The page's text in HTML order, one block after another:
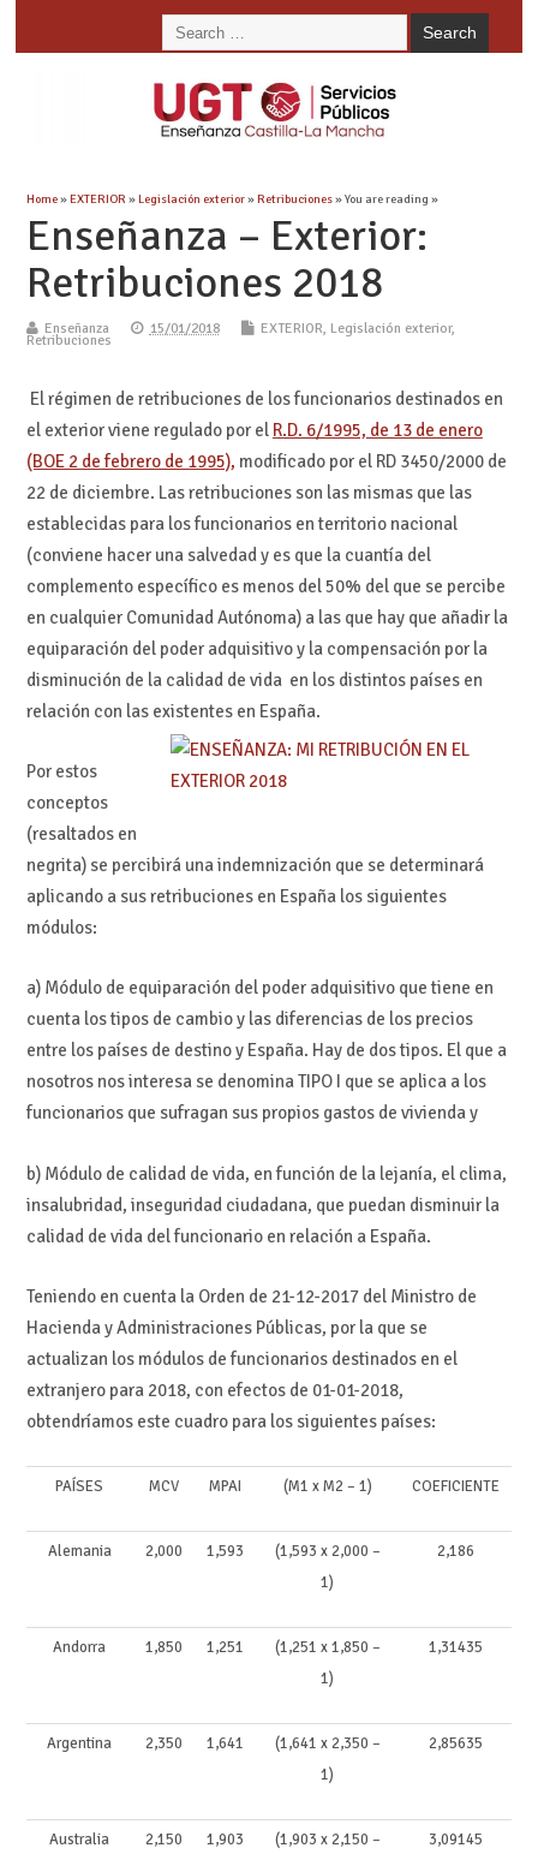
Home»EXTERIOR »Legislación exterior»Retribuciones» You are reading »
Enseñanza – Exterior:
Retribuciones 2018
Enseñanza 15/01/2018 EXTERIOR, Legislación exterior,
Retribuciones
El régimen de retribuciones de los funcionarios destinados en
el exterior viene regulado por el R.D. 6/1995, de 13 de enero
(BOE 2 de febrero de 1995), modificado por el RD 3450/2000 de
22 de diciembre. Las retribuciones son las mismas que las
establecidas para los funcionarios en territorio nacional
(conviene hacer una salvedad y es que la cuantía del
complemento específico es menos del 50% del que se percibe
en cualquier Comunidad Autónoma) a las que hay que añadir la
equiparación del poder adquisitivo y la compensación por la
disminución de la calidad de vida en los distintos países en
relación con las existentes en España.
Por estos
conceptos
(resaltados en
negrita) se percibirá una indemnización que se determinará
aplicando a sus retribuciones en España los siguientes
módulos:
a) Módulo de equiparación del poder adquisitivo que tiene en
cuenta los tipos de cambio y las diferencias de los precios
entre los países de destino y España. Hay de dos tipos. El que a
nosotros nos interesa se denomina TIPO I que se aplica a los
funcionarios que sufragan sus propios gastos de vivienda y
b) Módulo de calidad de vida, en función de la lejanía, el clima,
insalubridad, inseguridad ciudadana, que puedan disminuir la
calidad de vida del funcionario en relación a España.
Teniendo en cuenta la Orden de 21-12-2017 del Ministro de
Hacienda y Administraciones Públicas, por la que se
actualizan los módulos de funcionarios destinados en el
extranjero para 2018, con efectos de 01-01-2018,
obtendríamos este cuadro para los siguientes países:
PAÍSES MCV MPAI (M1 x M2 – 1) COEFICIENTE
Alemania 2,000 1,593
(1,593 x 2,000 –
1)
2,186
Andorra 1,850 1,251
(1,251 x 1,850 –
1)
1,31435
Argentina 2,350 1,641
(1,641 x 2,350 –
1)
2,85635
Australia 2,150 1,903
(1,903 x 2,150 –
3,09145